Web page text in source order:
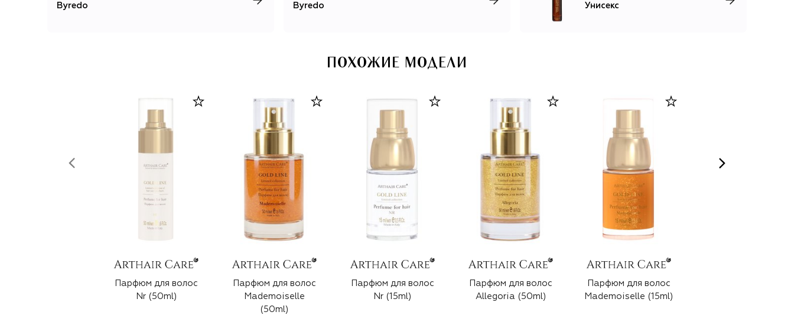
Byredo Byredo Унисекс
ПОХОЖИЕ МОДЕЛИ
Парфюм для волос
Nr (50ml)
Парфюм для волос
Mademoiselle
(50ml)
Парфюм для волос
Nr (15ml)
Парфюм для волос
Allegoria (50ml)
Парфюм для волос
Mademoiselle (15ml)